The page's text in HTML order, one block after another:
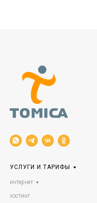
УСЛУГИ И ТАРИФЫ
интернет
хостинг